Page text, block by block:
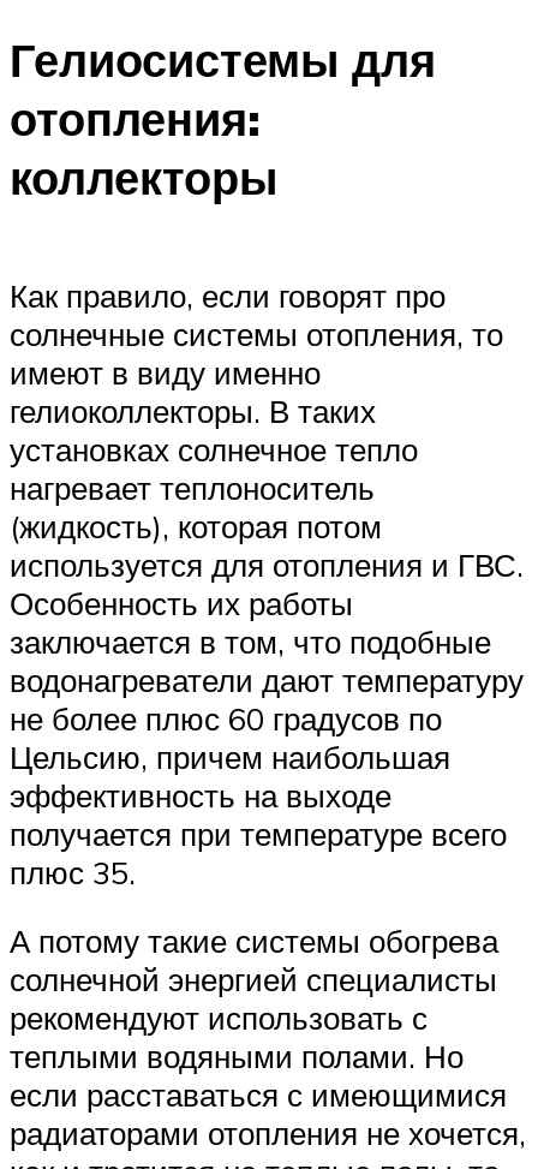
Гелиосистемы для
отопления:
коллекторы
Как правило, если говорят про
солнечные системы отопления, то
имеют в виду именно
гелиоколлекторы. В таких
установках солнечное тепло
нагревает теплоноситель
(жидкость), которая потом
используется для отопления и ГВС.
Особенность их работы
заключается в том, что подобные
водонагреватели дают температуру
не более плюс 60 градусов по
Цельсию, причем наибольшая
эффективность на выходе
получается при температуре всего
плюс 35.
А потому такие системы обогрева
солнечной энергией специалисты
рекомендуют использовать с
теплыми водяными полами. Но
если расставаться с имеющимися
радиаторами отопления не хочется,